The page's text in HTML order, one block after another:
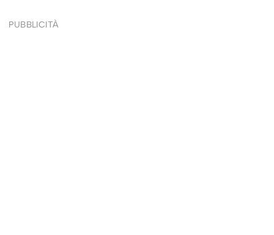
PUBBLICITÀ